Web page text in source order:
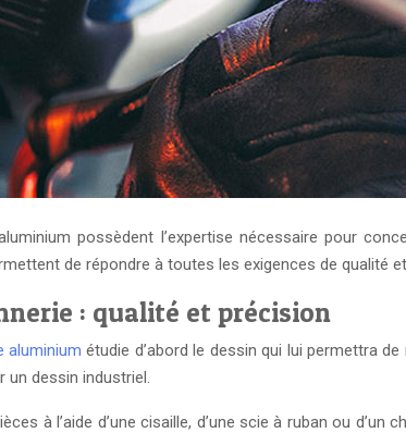
possèdent l’expertise nécessaire pour
de répondre à toutes les exigences de qualité
: qualité et précision
aluminium étudie d’abord le dessin qui lui permettra
dessin industriel.
à l’aide d’une cisaille, d’une scie à ruban ou